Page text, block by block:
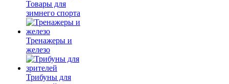
Товары для
зимнего спорта
Тренажеры и
железо
Трибуны для